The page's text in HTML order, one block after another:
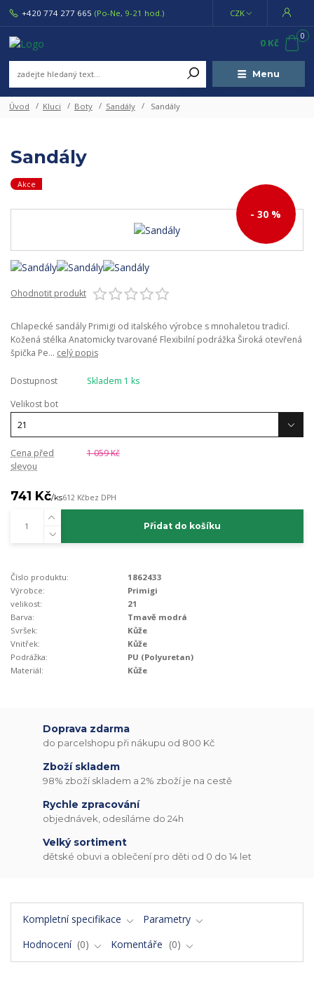
Menu
CZK
+420 774 277 665 (Po-Ne, 9-21 hod.)
0
0 Kč
Úvod Kluci Boty Sandály Sandály
Sandály
Akce
- 30 %
Ohodnotit produkt
Chlapecké sandály Primigi od italského výrobce s mnohaletou tradicí.
Kožená stélka Anatomicky tvarované Flexibilní podrážka Široká otevřená
špička Pe... celý popis
Dostupnost
Skladem 1 ks
Velikost bot
Cena před
slevou
1 059 Kč
741 Kč/ks612 Kčbez DPH
Přidat do košíku
Číslo produktu:
1862433
Výrobce:
Primigi
velikost:
21
Barva:
Tmavě modrá
Svršek:
Kůže
Vnitřek:
Kůže
Podrážka:
PU (Polyuretan)
Materiál:
Kůže
Doprava zdarma
do parcelshopu při nákupu od 800 Kč
Zboží skladem
98% zboží skladem a 2% zboží je na cestě
Rychle zpracování
objednávek, odesíláme do 24h
Velký sortiment
dětské obuvi a oblečení pro děti od 0 do 14 let
Kompletní specifikace
Parametry
Hodnocení
0 Komentáře 0